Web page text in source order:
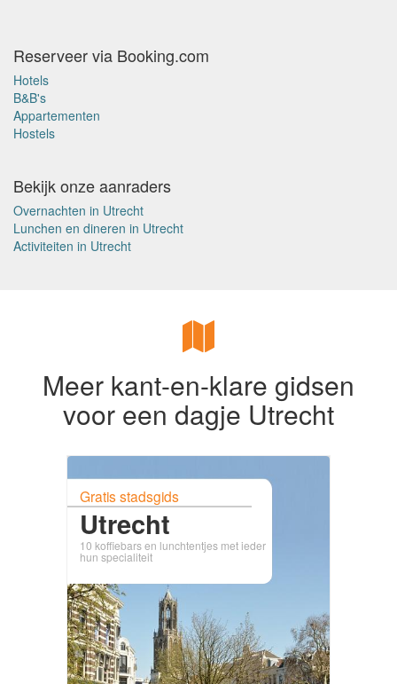
Reserveer via Booking.com
Hotels
B&B's
Appartementen
Hostels
Bekijk onze aanraders
Overnachten in Utrecht
Lunchen en dineren in Utrecht
Activiteiten in Utrecht
Meer kant-en-klare gidsen
voor een dagje Utrecht
Gratis stadsgids
Utrecht
10 koffiebars en lunchtentjes met ieder
hun specialiteit